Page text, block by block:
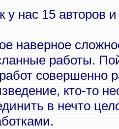
у нас 15 авторов
наверное
работы.
совершенно
кто-то
в нечто